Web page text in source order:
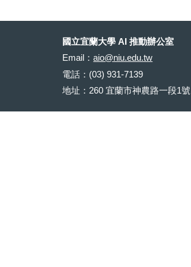
國立宜蘭大學 AI 推動辦公室
Email：aio@niu.edu.tw
電話：(03) 931-7139
地址：260 宜蘭市神農路一段1號